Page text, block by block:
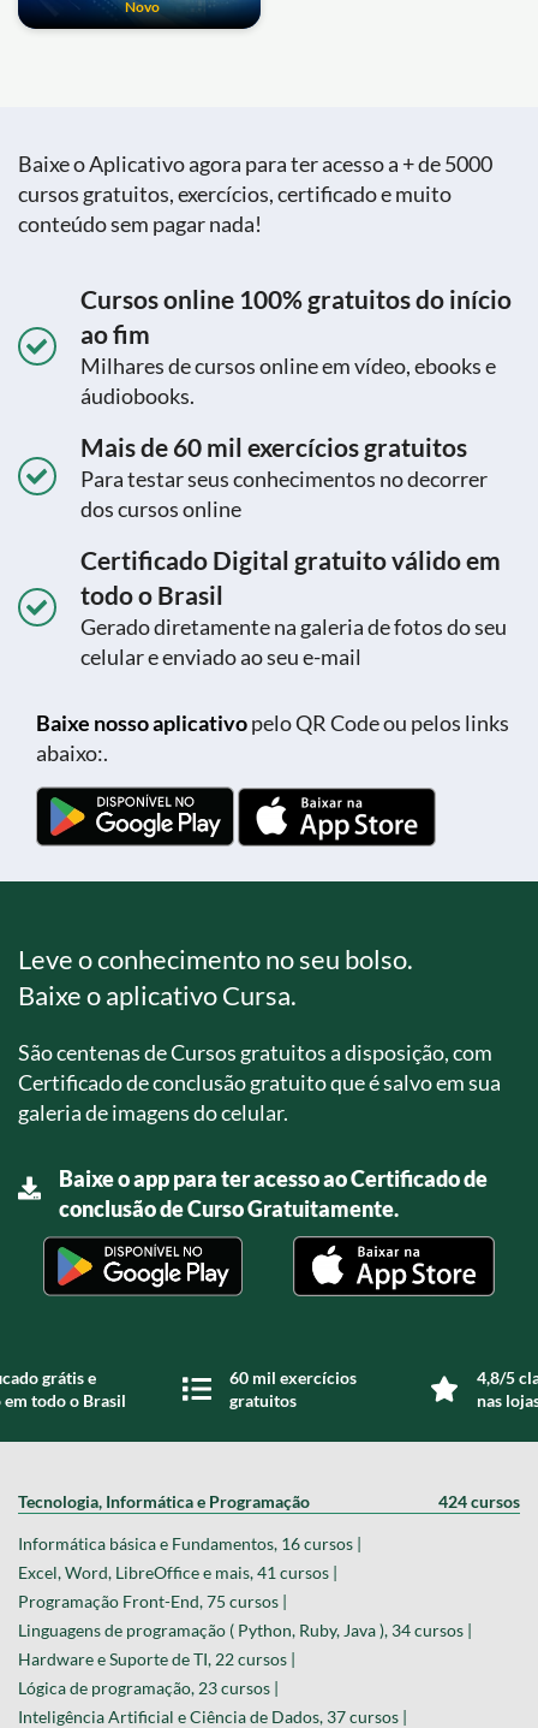
Novo
Baixe o Aplicativo agora para ter acesso a + de 5000
cursos gratuitos, exercícios, certificado e muito
conteúdo sem pagar nada!
Cursos online 100% gratuitos do início
ao fim
Milhares de cursos online em vídeo, ebooks e
áudiobooks.
Mais de 60 mil exercícios gratuitos
Para testar seus conhecimentos no decorrer
dos cursos online
Certificado Digital gratuito válido em
todo o Brasil
Gerado diretamente na galeria de fotos do seu
celular e enviado ao seu e-mail
Baixe nosso aplicativopelo QR Code ou pelos links
abaixo:.
Leve o conhecimento no seu bolso.
Baixe o aplicativo Cursa.
São centenas de Cursos gratuitos a disposição, com
Certificado de conclusão gratuito que é salvo em sua
galeria de imagens do celular.
Baixe o app para ter acesso ao Certificado de
conclusão de Curso Gratuitamente.
grátis e
todo o Brasil
60 mil exercícios
gratuitos
4,8/5
nas
Tecnologia, Informática e Programação 424 cursos
Informática básica e Fundamentos, 16 cursos |
Excel, Word, LibreOffice e mais, 41 cursos |
Programação Front-End, 75 cursos |
Linguagens de programação ( Python, Ruby, Java ), 34 cursos |
Hardware e Suporte de TI, 22 cursos |
Lógica de programação, 23 cursos |
Inteligência Artificial e Ciência de Dados, 37 cursos |